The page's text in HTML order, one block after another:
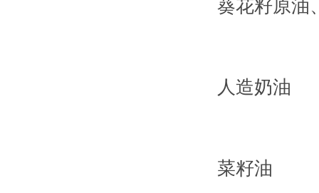
葵花籽原油
人造奶油
菜籽油